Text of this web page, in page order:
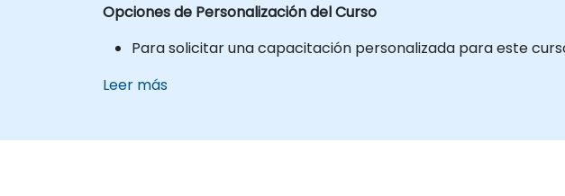
Opciones de Personalización del Curso
Para solicitar una capacitación personalizada para este
Leer más